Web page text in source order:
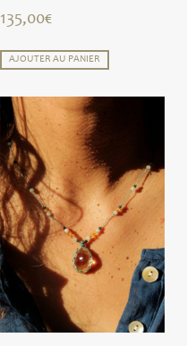
135,00€
AJOUTER AU PANIER